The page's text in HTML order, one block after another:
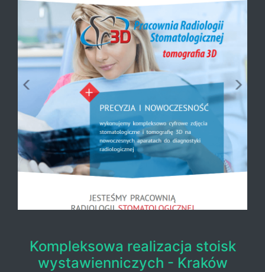
Kompleksowa realizacja stoisk
wystawienniczych - Kraków